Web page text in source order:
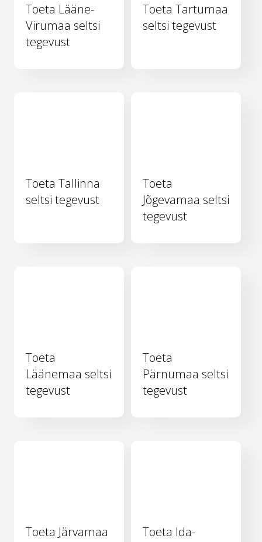
Toeta Lääne-
Virumaa seltsi
tegevust
Toeta Tartumaa
seltsi tegevust
Toeta Tallinna
seltsi tegevust
Toeta
Jõgevamaa seltsi
tegevust
Toeta
Läänemaa seltsi
tegevust
Toeta
Pärnumaa seltsi
tegevust
Toeta Järvamaa
Toeta Ida-